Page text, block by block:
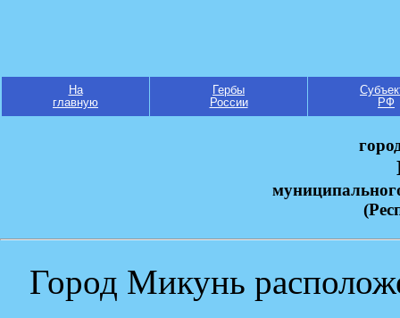
На
главную
Гербы
России
РФ
Город Микунь